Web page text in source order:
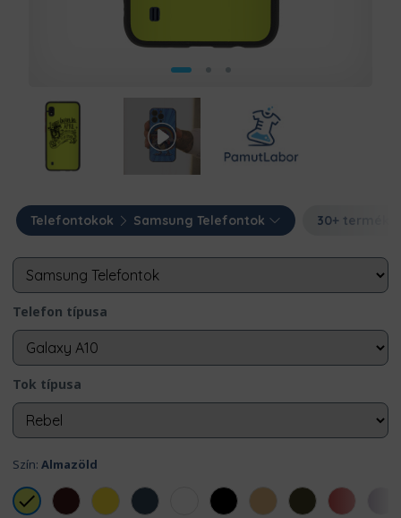
Telefontokok Samsung Telefontok 30+ termék
Telefon típusa
Tok típusa
Szín: Almazöld